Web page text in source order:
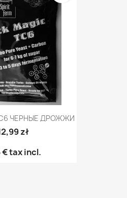
ЧЕРНЫЕ ДРОЖЖИ
zł
€tax incl.